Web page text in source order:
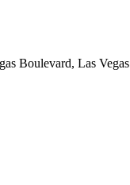
Boulevard, Las Vegas